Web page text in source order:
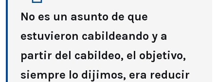
No es un asunto de que
estuvieron cabildeando y a
partir del cabildeo, el objetivo,
siempre lo dijimos, era reducir